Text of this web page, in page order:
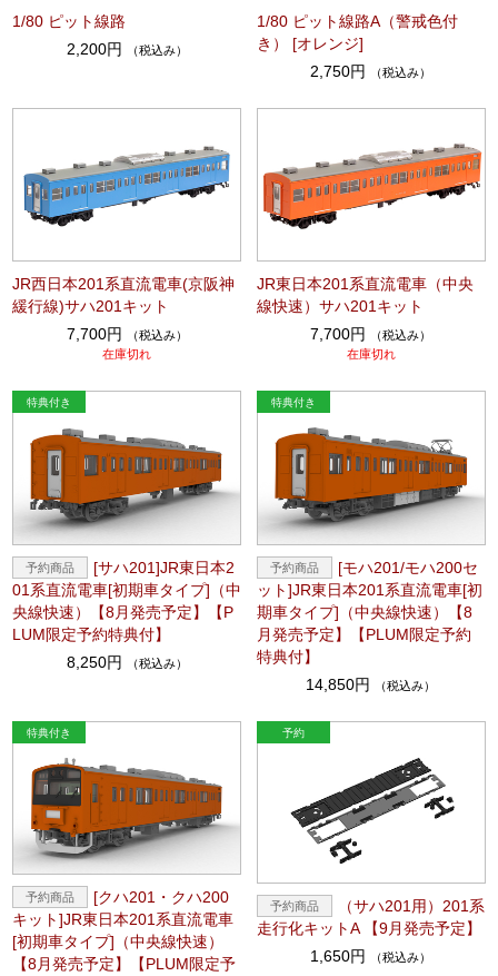
1/80 ピット線路
2,200円
（税込み）
1/80 ピット線路A（警戒色付
き） [オレンジ]
2,750円
（税込み）
JR西日本201系直流電車(京阪神
緩行線)サハ201キット
7,700円
（税込み）
在庫切れ
JR東日本201系直流電車（中央
線快速）サハ201キット
7,700円
（税込み）
在庫切れ
[サハ201]JR東日本2
01系直流電車[初期車タイプ]（中
央線快速）【8月発売予定】【P
LUM限定予約特典付】
8,250円
（税込み）
[モハ201/モハ200セ
ット]JR東日本201系直流電車[初
期車タイプ]（中央線快速）【8
月発売予定】【PLUM限定予約
特典付】
14,850円
（税込み）
[クハ201・クハ200
キット]JR東日本201系直流電車
[初期車タイプ]（中央線快速）
【8月発売予定】【PLUM限定予
（サハ201用）201系
走行化キットA 【9月発売予定】
1,650円
（税込み）